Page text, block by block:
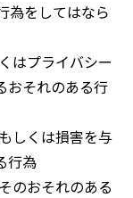
為をしてはなら
はプライバシー
おそれのある行
しくは損害を与
行為
のおそれのある